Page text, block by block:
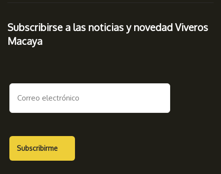
Subscribirse a las noticias y novedad Viveros
Macaya